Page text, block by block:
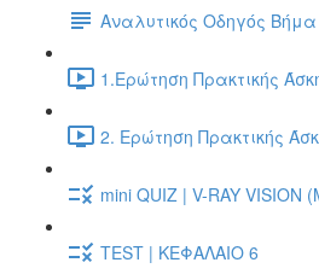
Αναλυτικός Οδηγός
1.Ερώτηση Πρακτικής
2. Ερώτηση Πρακτικής
mini QUIZ | V-RAY VISION
TEST | ΚΕΦΑΛΑΙΟ 6